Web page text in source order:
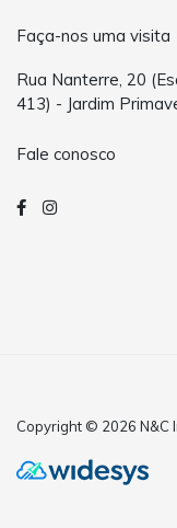
Faça-nos uma visita
Rua Nanterre, 20
413) - Jardim
Fale conosco
Copyright © 2026 N&C